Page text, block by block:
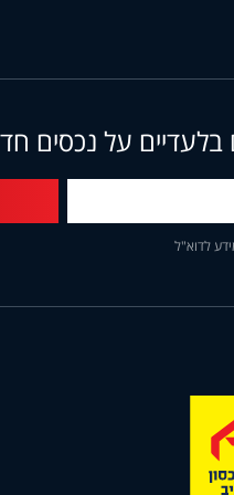
בלעדיים על נכסים
לדוא"ל